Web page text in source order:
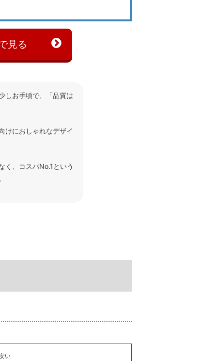
見る
しお手頃で、「品質は
けにおしゃれなデザイ
く、コスパNo.1という
い